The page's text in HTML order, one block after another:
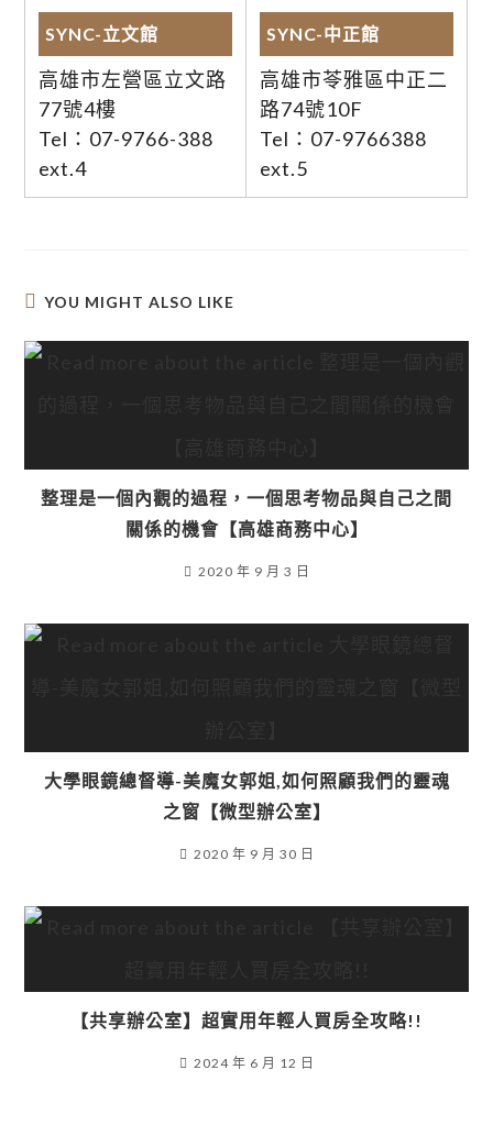
SYNC-立文館
高雄市左營區立文路
77號4樓
Tel：07-9766-388
ext.4
SYNC-中正館
高雄市苓雅區中正二
路74號10F
Tel：07-9766388
ext.5
YOU MIGHT ALSO LIKE
整理是一個內觀的過程，一個思考物品與自己之間
關係的機會【高雄商務中心】
2020 年 9 月 3 日
大學眼鏡總督導-美魔女郭姐,如何照顧我們的靈魂
之窗【微型辦公室】
2020 年 9 月 30 日
【共享辦公室】超實用年輕人買房全攻略!!
2024 年 6 月 12 日